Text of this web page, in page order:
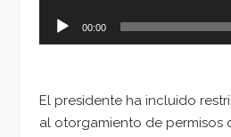
00:00
El presidente ha incluido
al otorgamiento de permisos